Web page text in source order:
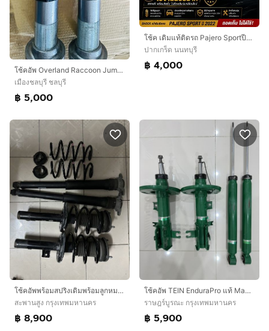
โช้คอัพ Overland Raccoon Jump Plus
เมืองชลบุรี ชลบุรี
฿ 5,000
โช้ค เดิมแท้ติดรถ Pajero Sportปี2022
ปากเกร็ด นนทบุรี
฿ 4,000
โช้คอัพพร้อมสปริงเดิม​พร้อมลูกหมากกันโครง Mazda3 BP​ ปี 2019-ปัจจุบัน
สะพานสูง กรุงเทพมหานคร
฿ 8,900
โช้คอัพ TEIN EnduraPro แท้ Mazda 2 ปี 2015–2022 มือสอง
ราษฎร์บูรณะ กรุงเทพมหานคร
฿ 5,900